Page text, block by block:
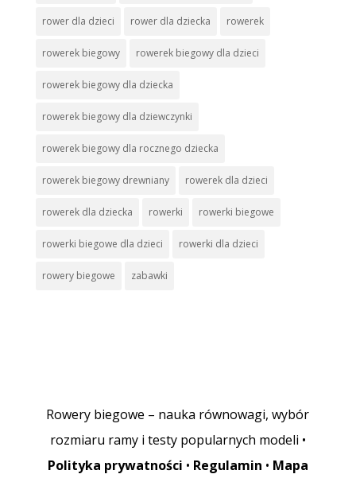
rower dla dzieci rower dla dziecka rowerek
rowerek biegowy rowerek biegowy dla dzieci
rowerek biegowy dla dziecka
rowerek biegowy dla dziewczynki
rowerek biegowy dla rocznego dziecka
rowerek biegowy drewniany rowerek dla dzieci
rowerek dla dziecka rowerki rowerki biegowe
rowerki biegowe dla dzieci rowerki dla dzieci
rowery biegowe zabawki
Rowery biegowe – nauka równowagi, wybór
rozmiaru ramy i testy popularnych modeli •
Polityka prywatności • Regulamin • Mapa